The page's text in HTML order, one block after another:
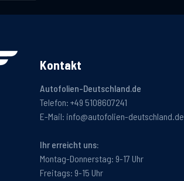
Kontakt
Autofolien-Deutschland.de
Telefon: +49 5108607241
E-Mail: info@autofolien-deutschland.de
Ihr erreicht uns:
Montag-Donnerstag: 9-17 Uhr
Freitags: 9-15 Uhr